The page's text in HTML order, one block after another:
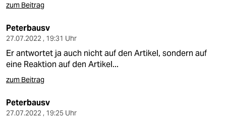
zum Beitrag
Peterbausv
27.07.2022 , 19:31 Uhr
Er antwortet ja auch nicht auf den Artikel, sondern auf
eine Reaktion auf den Artikel...
zum Beitrag
Peterbausv
27.07.2022 , 19:25 Uhr